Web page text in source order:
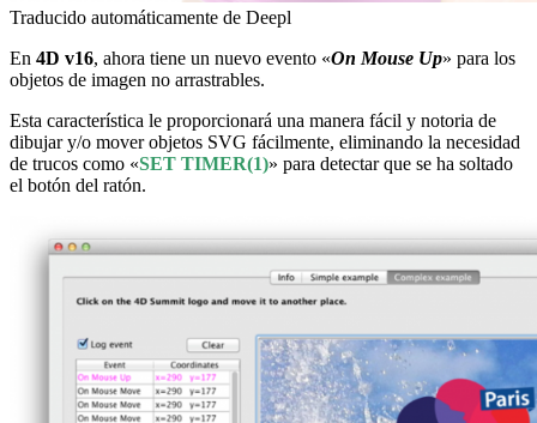
Traducido automáticamente de Deepl
En 4D v16, ahora tiene un nuevo evento «On Mouse Up» para los
objetos de imagen no arrastrables.
Esta característica le proporcionará una manera fácil y notoria de
dibujar y/o mover objetos SVG fácilmente, eliminando la necesidad
de trucos como «SET TIMER(1)» para detectar que se ha soltado
el botón del ratón.